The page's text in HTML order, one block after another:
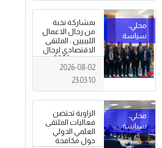
بمشاركة نخبة
من رجال الاعمال
الليبيين : الملتقى
الاقتصادي لرجال
الاعمال 2026
تبدأ فعاليات
بمدينة سرت .
2026-08-02
23:03:10
الزاوية تحتضن
فعاليات الملتقى
العلمي الدولي
حول مكافحة